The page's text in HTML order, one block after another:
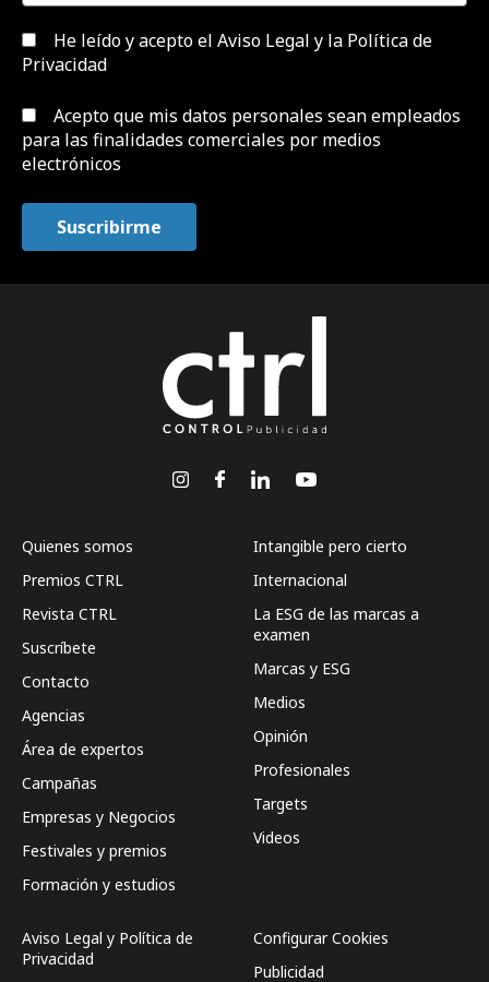
He leído y acepto el Aviso Legal y la Política de
Privacidad
Acepto que mis datos personales sean empleados
para las finalidades comerciales por medios
electrónicos
Quienes somos
Premios CTRL
Revista CTRL
Suscríbete
Contacto
Agencias
Área de expertos
Campañas
Empresas y Negocios
Festivales y premios
Formación y estudios
Intangible pero cierto
Internacional
La ESG de las marcas a
examen
Marcas y ESG
Medios
Opinión
Profesionales
Targets
Videos
Aviso Legal y Política de
Privacidad
Configurar Cookies
Publicidad